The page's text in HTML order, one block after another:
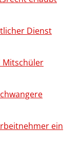
Dienst
Mitschüler
ein